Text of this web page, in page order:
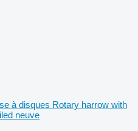
à disques Rotary harrow with
neuve